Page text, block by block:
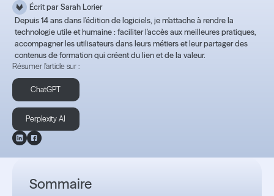
Écrit par Sarah Lorier
Depuis 14 ans dans l'édition de logiciels, je m'attache à rendre la
technologie utile et humaine : faciliter l'accès aux meilleures pratiques,
accompagner les utilisateurs dans leurs métiers et leur partager des
contenus de formation qui créent du lien et de la valeur.
Résumer l'article sur :
ChatGPT
Perplexity AI
Sommaire